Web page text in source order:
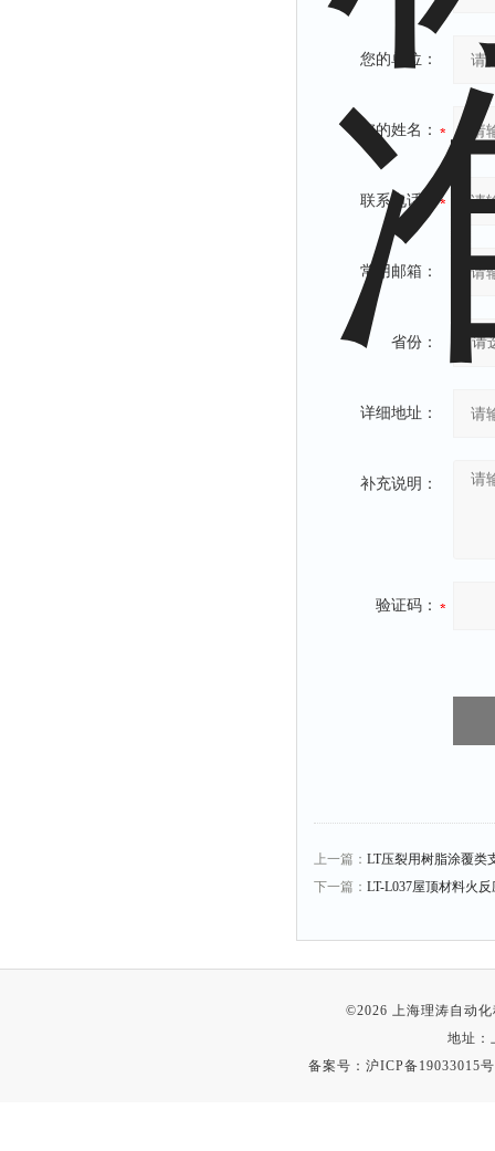
您的单位：
您的姓名：
联系电话：
常用邮箱：
省份：
详细地址：
补充说明：
验证码：
上一篇： LT压裂用树脂涂覆类
下一篇： LT-L037屋顶材料火
©2026 上海理涛自动
地址：
备案号： 沪ICP备19033015